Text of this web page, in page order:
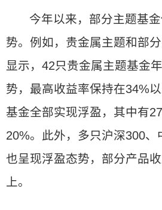
今年以来，部分主题基
势。例如，贵金属主题和部
显示，42只贵金属主题基金
势，最高收益率保持在34%
基金全部实现浮盈，其中有
20%。此外，多只沪深300、
也呈现浮盈态势，部分产品
上。